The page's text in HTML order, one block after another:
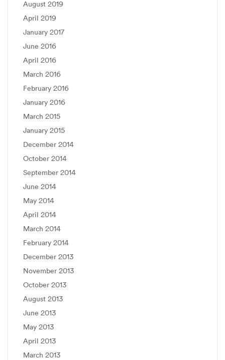
August 2019
April 2019
January 2017
June 2016
April 2016
March 2016
February 2016
January 2016
March 2015
January 2015
December 2014
October 2014
September 2014
June 2014
May 2014
April 2014
March 2014
February 2014
December 2013
November 2013
October 2013
August 2013
June 2013
May 2013
April 2013
March 2013